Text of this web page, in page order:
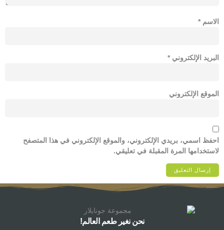
الاسم *
البريد الإلكتروني *
الموقع الإلكتروني
احفظ اسمي، بريدي الإلكتروني، والموقع الإلكتروني في هذا المتصفح
لاستخدامها المرة المقبلة في تعليقي.
نحن نغير طعم العالم!